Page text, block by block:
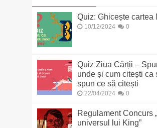
Quiz: Ghicește cartea
10/12/2024 0
Quiz Ziua Cărții –
unde și cum citești ca
spun ce să citești
22/04/2024 0
Regulament Concurs
universul lui King”